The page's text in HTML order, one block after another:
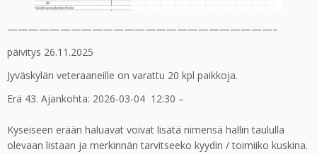
—————————————————————————–
päivitys 26.11.2025
Jyväskylän veteraaneille on varattu 20 kpl paikkoja.
Erä 43. Ajankohta: 2026-03-04 12:30 –
Kyseiseen erään haluavat voivat lisätä nimensä hallin taululla
olevaan listaan ja merkinnän tarvitseeko kyydin / toimiiko kuskina.